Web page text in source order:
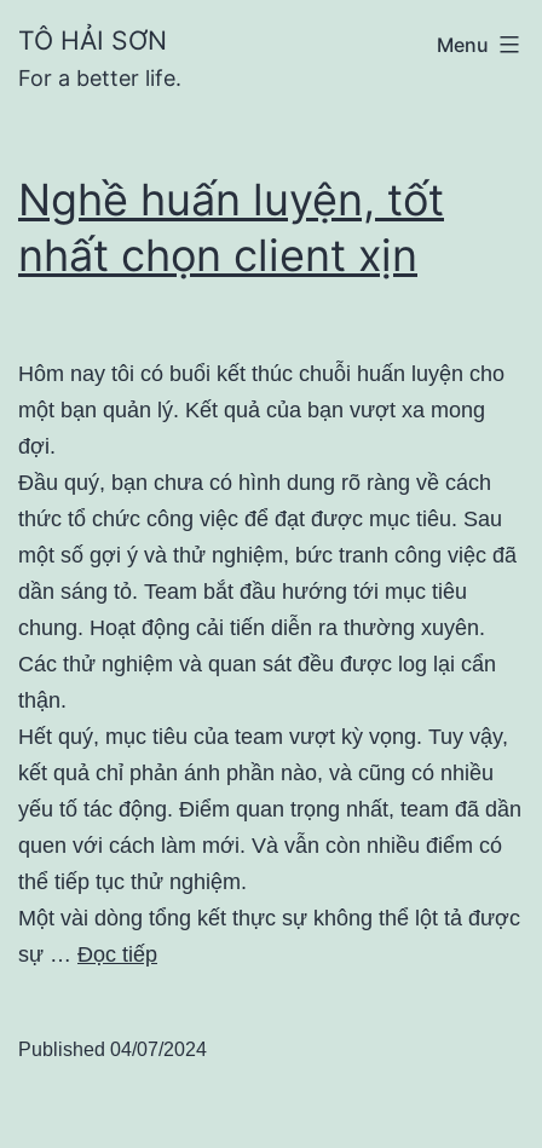
content
TÔ HẢI SƠN
For a better life.
Menu
Nghề huấn luyện, tốt
nhất chọn client xịn
Hôm nay tôi có buổi kết thúc chuỗi huấn luyện cho
một bạn quản lý. Kết quả của bạn vượt xa mong
đợi.
Đầu quý, bạn chưa có hình dung rõ ràng về cách
thức tổ chức công việc để đạt được mục tiêu. Sau
một số gợi ý và thử nghiệm, bức tranh công việc đã
dần sáng tỏ. Team bắt đầu hướng tới mục tiêu
chung. Hoạt động cải tiến diễn ra thường xuyên.
Các thử nghiệm và quan sát đều được log lại cẩn
thận.
Hết quý, mục tiêu của team vượt kỳ vọng. Tuy vậy,
kết quả chỉ phản ánh phần nào, và cũng có nhiều
yếu tố tác động. Điểm quan trọng nhất, team đã dần
quen với cách làm mới. Và vẫn còn nhiều điểm có
thể tiếp tục thử nghiệm.
Một vài dòng tổng kết thực sự không thể lột tả được
sự … Đọc tiếp
Published 04/07/2024